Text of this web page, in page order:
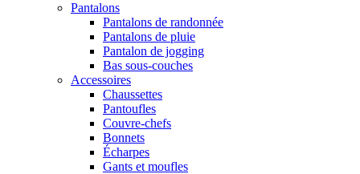
Pantalons
Pantalons de randonnée
Pantalons de pluie
Pantalon de jogging
Bas sous-couches
Accessoires
Chaussettes
Pantoufles
Couvre-chefs
Bonnets
Écharpes
Gants et moufles